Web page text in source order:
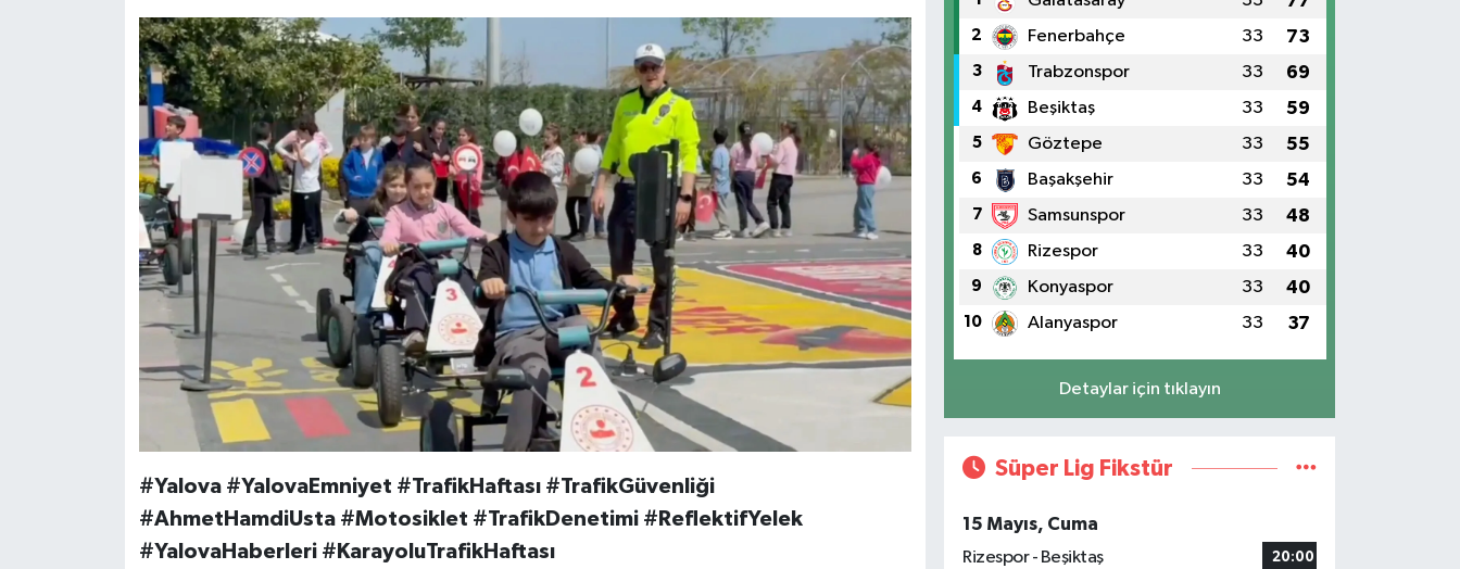
#Yalova #YalovaEmniyet #TrafikHaftası #TrafikGüvenliği
#AhmetHamdiUsta #Motosiklet #TrafikDenetimi #ReflektifYelek
#YalovaHaberleri #KarayoluTrafikHaftası
2 Fenerbahçe 33 73
3 Trabzonspor 33 69
4 Beşiktaş 33 59
5 Göztepe 33 55
6 Başakşehir 33 54
7 Samsunspor 33 48
8 Rizespor 33 40
9 Konyaspor 33 40
10 Alanyaspor 33 37
Detaylar için tıklayın
Süper Lig Fikstür
15 Mayıs, Cuma
Rizespor - Beşiktaş
20:00